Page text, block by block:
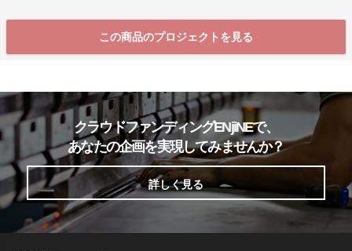
この商品のプロジェクトを見る
クラウドファンディングENjiNEで、
あなたの企画を実現してみませんか？
詳しく見る